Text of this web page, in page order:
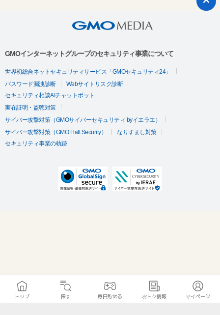
GMOインターネットグループのセキュリティ事業について
世界初総合ネットセキュリティサービス「GMOセキュリティ24」
パスワード漏洩診断
Webサイトリスク診断
セキュリティ相談AIチャットボット
実在証明・盗聴対策
サイバー攻撃対策（GMOサイバーセキュリティ byイエラエ）
サイバー攻撃対策（GMO Flatt Security）
なりすまし対策
セキュリティ事業の軌跡
トップ 探す 毎日貯める おトク情報 マイページ